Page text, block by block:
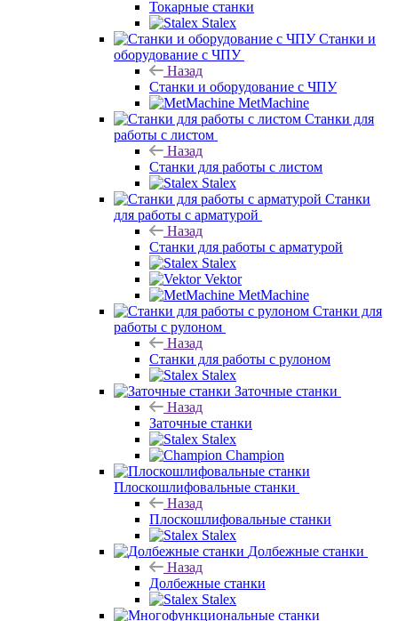
Токарные станки
Stalex
Станки и
оборудование с ЧПУ
Назад
Станки и оборудование с ЧПУ
MetMachine
Станки для
работы с листом
Назад
Станки для работы с листом
Stalex
Станки
для работы с арматурой
Назад
Станки для работы с арматурой
Stalex
Vektor
MetMachine
Станки для
работы с рулоном
Назад
Станки для работы с рулоном
Stalex
Заточные станки
Назад
Заточные станки
Stalex
Champion
Плоскошлифовальные станки
Назад
Плоскошлифовальные станки
Stalex
Долбежные станки
Назад
Долбежные станки
Stalex